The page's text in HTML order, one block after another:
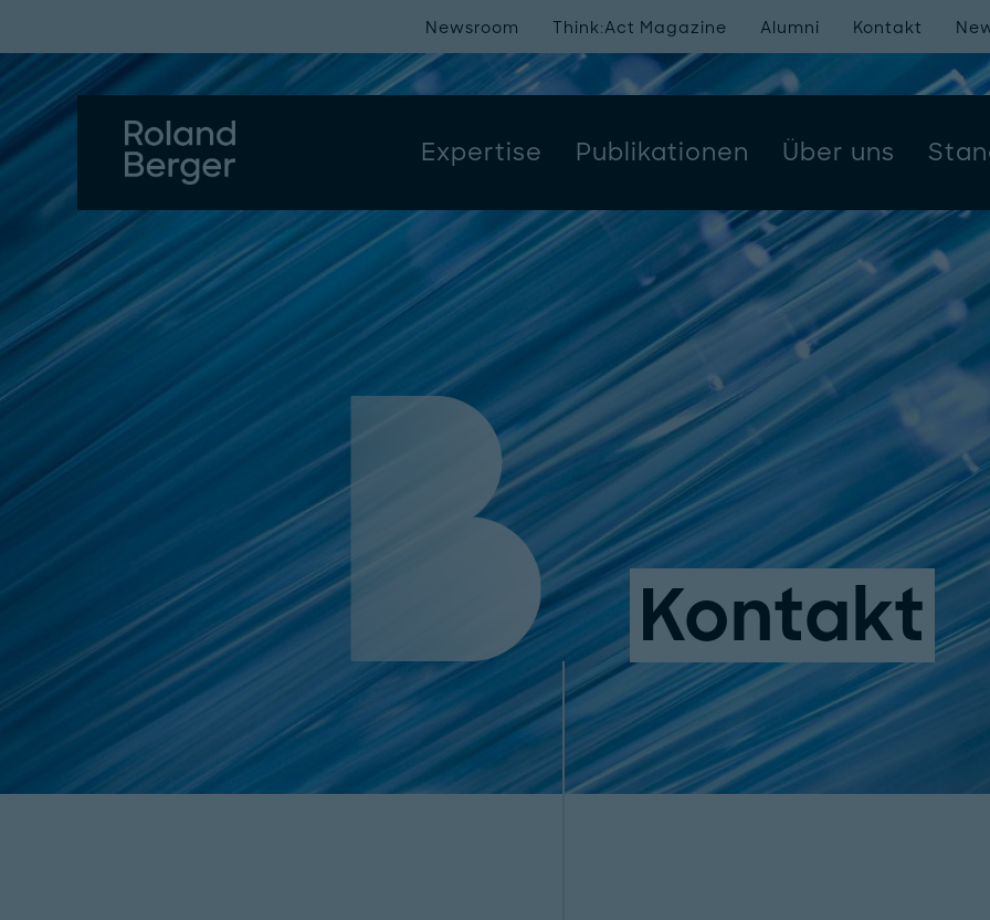
Expertise Publikationen Über uns
Newsroom Think:Act Magazine Alumni Kontakt
Kontakt